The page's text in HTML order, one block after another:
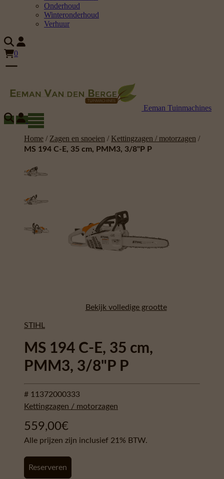
Onderhoud
Winteronderhoud
Verhuur
0
Eeman Tuinmachines
Home / Zagen en snoeien / Kettingzagen / motorzagen /
MS 194 C-E, 35 cm, PMM3, 3/8"P P
Bekijk volledige grootte
STIHL
MS 194 C-E, 35 cm,
PMM3, 3/8"P P
# 11372000333
Kettingzagen / motorzagen
559,00€
Alle prijzen zijn inclusief 21% BTW.
Reserveren